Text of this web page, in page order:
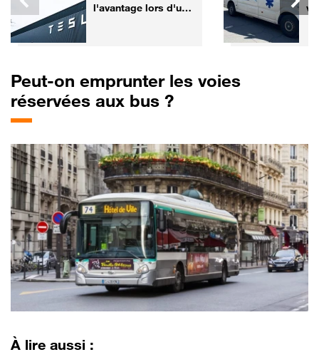
l'avantage lors d'un
Peut-on emprunter les voies
réservées aux bus ?
À lire aussi :